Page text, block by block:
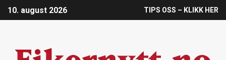
10. august 2026 TIPS OSS – KLIKK HER